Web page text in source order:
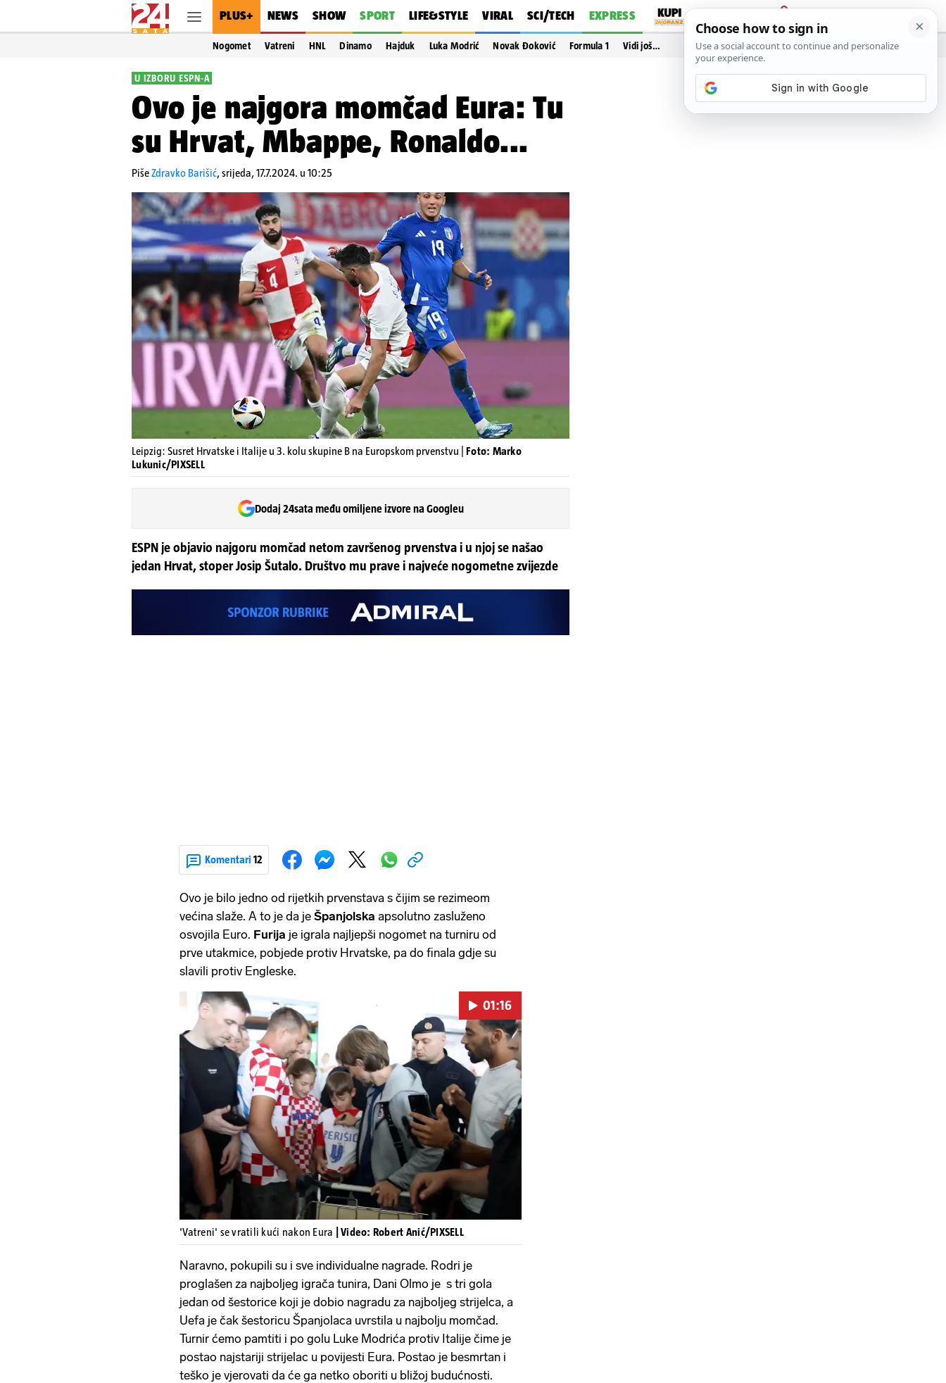
PLUS+ NEWS SHOW SPORT LIFE&STYLE VIRAL SCI/TECH EXPRESS
PRIJAVA
Nogomet Vatreni HNL Dinamo Hajduk Luka Modrić Novak Đoković Formula 1 Vidi još…
U IZBORU ESPN-A
Ovo je najgora momčad Eura: Tu
su Hrvat, Mbappe, Ronaldo...
PišeZdravko Barišić,srijeda, 17.7.2024. u 10:25
Leipzig: Susret Hrvatske i Italije u 3. kolu skupine B na Europskom prvenstvu | Foto: Marko
Lukunic/PIXSELL
Dodaj 24sata među omiljene izvore na Googleu
ESPN je objavio najgoru momčad netom završenog prvenstva i u njoj se našao
jedan Hrvat, stoper Josip Šutalo. Društvo mu prave i najveće nogometne zvijezde
Komentari 12
Ovo je bilo jedno od rijetkih prvenstava s čijim se rezimeom
većina slaže. A to je da je Španjolska apsolutno zasluženo
osvojila Euro. Furija je igrala najljepši nogomet na turniru od
prve utakmice, pobjede protiv Hrvatske, pa do finala gdje su
slavili protiv Engleske.
Pokretanje videa...
01:16
'Vatreni' se vratili kući nakon Eura | Video: Robert Anić/PIXSELL
Naravno, pokupili su i sve individualne nagrade. Rodri je
proglašen za najboljeg igrača tunira, Dani Olmo je s tri gola
jedan od šestorice koji je dobio nagradu za najboljeg strijelca, a
Uefa je čak šestoricu Španjolaca uvrstila u najbolju momčad.
Turnir ćemo pamtiti i po golu Luke Modrića protiv Italije čime je
postao najstariji strijelac u povijesti Eura. Postao je besmrtan i
teško je vjerovati da će ga netko oboriti u bližoj budućnosti.